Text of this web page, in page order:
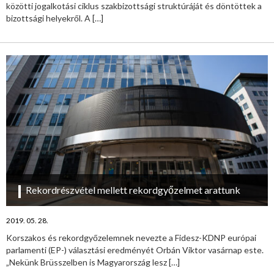
közötti jogalkotási ciklus szakbizottsági struktúráját és döntöttek a
bizottsági helyekről. A […]
Rekordrészvétel mellett rekordgyőzelmet arattunk
2019. 05. 28.
Korszakos és rekordgyőzelemnek nevezte a Fidesz-KDNP európai
parlamenti (EP-) választási eredményét Orbán Viktor vasárnap este.
„Nekünk Brüsszelben is Magyarország lesz[…]